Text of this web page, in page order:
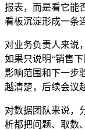
报表，而是看它能
看板沉淀形成一条
对业务负责人来说
如果只说明“销售
影响范围和下一步
越清楚，后续会议
对数据团队来说，
析都把问题、取数